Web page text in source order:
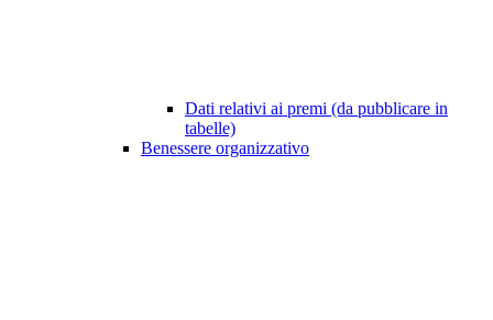
Dati relativi ai premi (da pubblicare in
tabelle)
Benessere organizzativo